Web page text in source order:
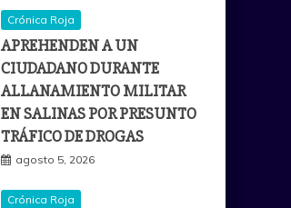
Crónica Roja
APREHENDEN A UN
CIUDADANO DURANTE
ALLANAMIENTO MILITAR
EN SALINAS POR PRESUNTO
TRÁFICO DE DROGAS
agosto 5, 2026
Crónica Roja